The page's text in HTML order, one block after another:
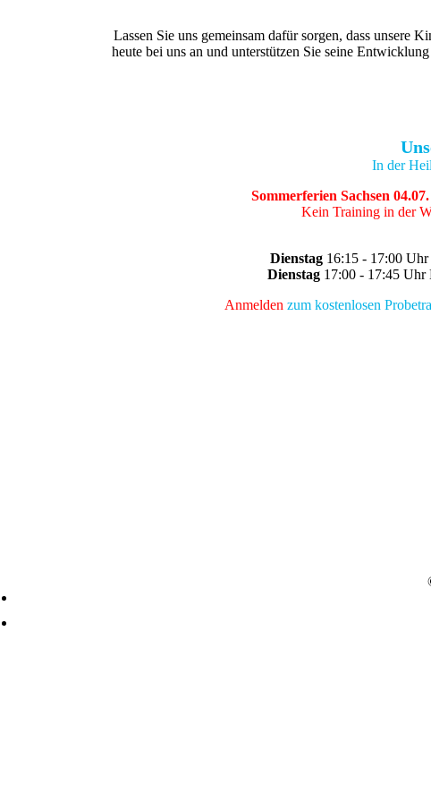
Lassen Sie uns gemeinsam dafür sorgen, dass unsere
heute bei uns an und unterstützen Sie seine
In der
Sommerferien Sachsen
Kein Training in der
Dienstag 16:15 - 17:00 Uhr
Dienstag 17:00 - 17:45
Anmelden zum kostenlosen